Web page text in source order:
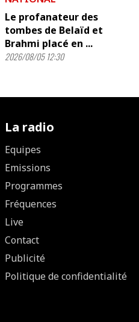
Le profanateur des
tombes de Belaïd et
Brahmi placé en ...
2026/08/05 12:30
La radio
Equipes
Emissions
Programmes
Fréquences
Live
Contact
Publicité
Politique de confidentialité